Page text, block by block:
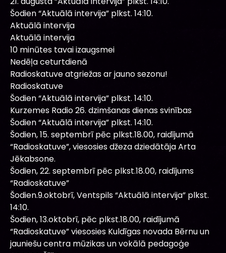
Šodien “Aktuālā intervija” plkst. 14:10.
Aktuālā intervija
Aktuālā intervija
10 minūtes tavai izaugsmei
Nedēļa ceturtdienā
Radioskatuve atgriežas ar jauno sezonu!
Radioskatuve
Šodien “Aktuālā intervija” plkst. 14:10.
Kurzemes Radio 26. dzimšanas dienas svinības
Šodien “Aktuālā intervija” plkst. 14:10.
Šodien, 15. septembrī pēc plkst.18.00, raidījumā
“Radioskatuve”, viesosies džeza dziedātāja Arta
Jēkabsone.
Šodien, 22. septembrī pēc plkst.18.00, raidījums
“Radioskatuve”
Šodien.9.oktobrī, Ventspils “Aktuālā intervija” plkst.
14:10.
Šodien, 13.oktobrī, pēc plkst.18.00, raidījumā
“Radioskatuve” viesosies Kuldīgas novada Bērnu un
jauniešu centra mūzikas un vokālā pedagoģe